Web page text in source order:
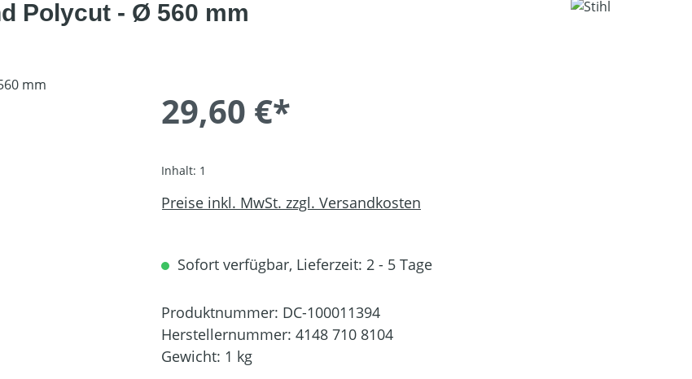
Polycut - Ø 560 mm
29,60 €*
Inhalt: 1
Preise inkl. MwSt. zzgl. Versandkosten
Sofort verfügbar, Lieferzeit: 2 - 5 Tage
Produktnummer: DC-100011394
Herstellernummer: 4148 710 8104
Gewicht: 1 kg